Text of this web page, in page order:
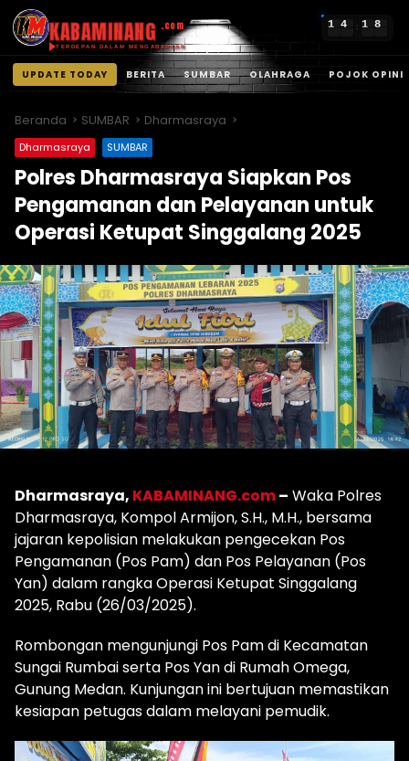
KABAMINANG .com
TERDEPAN DALAM MENGABARKAN
1 4 : 1 8
UPDATE TODAY BERITA SUMBAR OLAHRAGA POJOK OPINI
konten
Beranda SUMBAR Dharmasraya
Dharmasraya SUMBAR
Polres Dharmasraya Siapkan Pos
Pengamanan dan Pelayanan untuk
Operasi Ketupat Singgalang 2025
Dharmasraya, KABAMINANG.com– Waka Polres
Dharmasraya, Kompol Armijon, S.H., M.H., bersama
jajaran kepolisian melakukan pengecekan Pos
Pengamanan (Pos Pam) dan Pos Pelayanan (Pos
Yan) dalam rangka Operasi Ketupat Singgalang
2025, Rabu (26/03/2025).
Rombongan mengunjungi Pos Pam di Kecamatan
Sungai Rumbai serta Pos Yan di Rumah Omega,
Gunung Medan. Kunjungan ini bertujuan memastikan
kesiapan petugas dalam melayani pemudik.